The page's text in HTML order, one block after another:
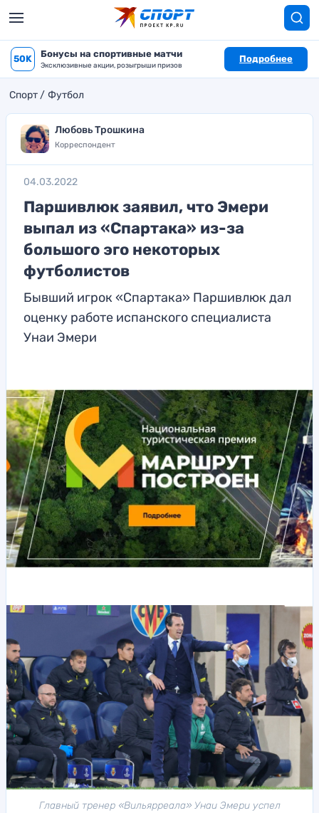
50K Бонусы на спортивные матчи
Эксклюзивные акции, розыгрыши призов
Подробнее
Спорт Футбол
Любовь Трошкина
Корреспондент
04.03.2022
Паршивлюк заявил, что Эмери
выпал из «Спартака» из-за
большого эго некоторых
футболистов
Бывший игрок «Спартака» Паршивлюк дал
оценку работе испанского специалиста
Унаи Эмери
Главный тренер «Вильярреала» Унаи Эмери успел